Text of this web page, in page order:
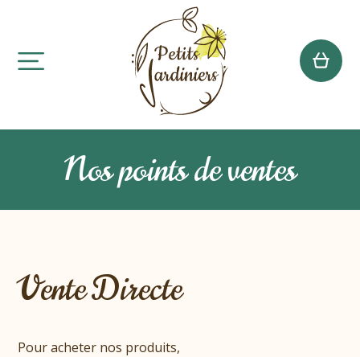
Nos points de ventes
Vente Directe
Pour acheter nos produits,